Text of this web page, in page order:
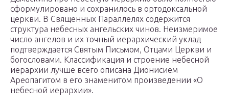
сформулировано и сохранилось в ортодоксальной
церкви. В Священных Параллелях содержится
структура небесных ангельских чинов. Неизмеримое
число ангелов и их точный иерархический уклад
подтверждается Святым Письмом, Отцами Церкви и
богословами. Классификация и строение небесной
иерархии лучше всего описана Дионисием
Ареопагитом в его знаменитом произведении «О
небесной иерархии».